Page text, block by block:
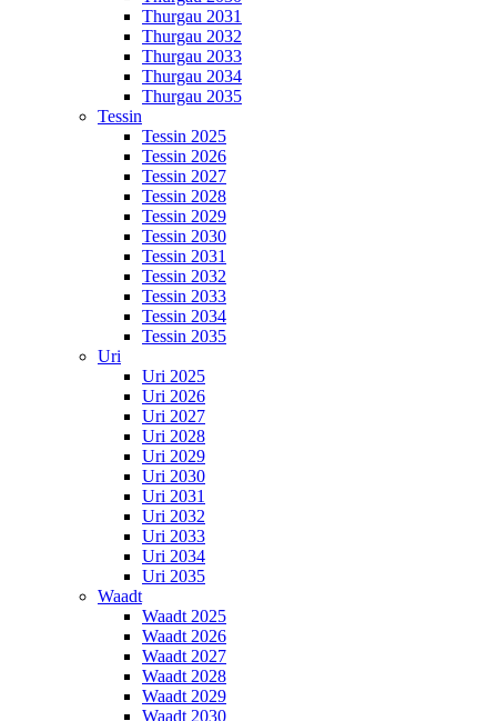
Thurgau 2031
Thurgau 2032
Thurgau 2033
Thurgau 2034
Thurgau 2035
Tessin
Tessin 2025
Tessin 2026
Tessin 2027
Tessin 2028
Tessin 2029
Tessin 2030
Tessin 2031
Tessin 2032
Tessin 2033
Tessin 2034
Tessin 2035
Uri
Uri 2025
Uri 2026
Uri 2027
Uri 2028
Uri 2029
Uri 2030
Uri 2031
Uri 2032
Uri 2033
Uri 2034
Uri 2035
Waadt
Waadt 2025
Waadt 2026
Waadt 2027
Waadt 2028
Waadt 2029
Waadt 2030